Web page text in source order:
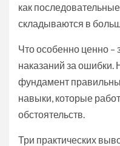
как
складываются в
Что особенно ценно –
наказаний за ошибки.
фундамент
навыки, которые
обстоятельств.
Три практических